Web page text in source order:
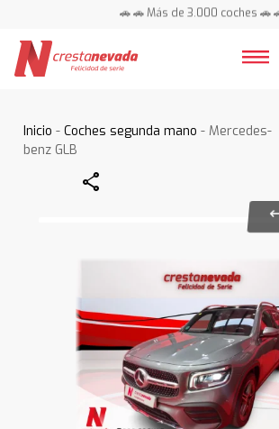
🚗 🚗 Más de 3.000 coches 🚗
Inicio -Coches segunda mano - Mercedes-
benz GLB
Share